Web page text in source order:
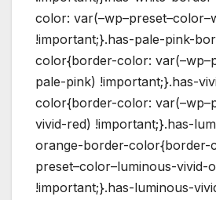
color:
!important;}.has-pale-pink-
color{border-color:
pale-pink) !important;}.has-
color{border-color:
vivid-red) !important;}.has-
orange-border-color{border-
preset–color–luminous-vivid-
!important;}.has-luminous-